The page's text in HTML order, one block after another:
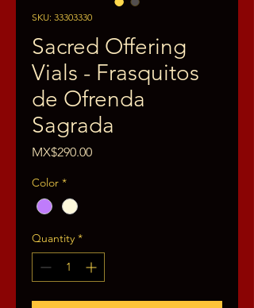
SKU: 33303330
Sacred Offering
Vials - Frasquitos
de Ofrenda
Sagrada
MX$290.00Price
Color *
Quantity *